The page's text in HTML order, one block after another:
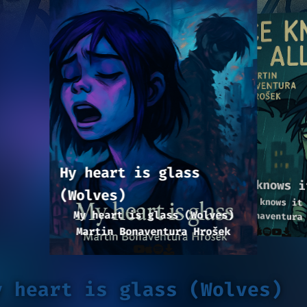
Hy heart is glass
(Wolves)
My heart is glass (Wolves)
Martin Bonaventura Hrošek
Silent
Silent knows
Martin Bonaventura
heart is glass (Wolves)